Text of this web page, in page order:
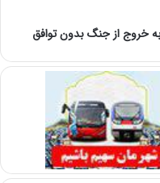
به خروج از جنگ بدون توافق